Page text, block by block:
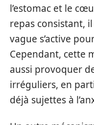
l’estomac et le
repas consistant,
vague s’active
Cependant, cette
aussi provoquer
irréguliers, en
déjà sujettes à